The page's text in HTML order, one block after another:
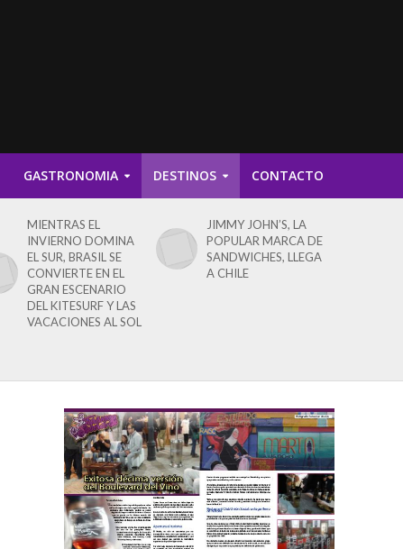
GASTRONOMIA DESTINOS CONTACTO
MIENTRAS EL
INVIERNO DOMINA
EL SUR, BRASIL SE
CONVIERTE EN EL
GRAN ESCENARIO
DEL KITESURF Y LAS
VACACIONES AL SOL
JIMMY JOHN’S, LA
POPULAR MARCA DE
SANDWICHES, LLEGA
A CHILE